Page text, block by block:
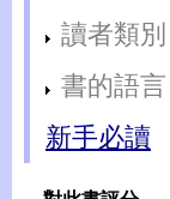
讀者類別
書的語言
新手必讀